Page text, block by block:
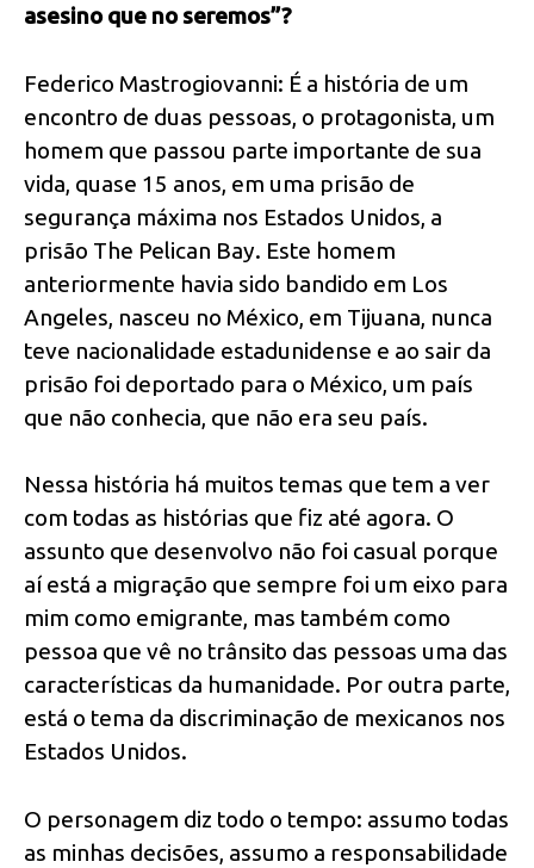
asesino que no seremos”?
Federico Mastrogiovanni: É a história de um
encontro de duas pessoas, o protagonista, um
homem que passou parte importante de sua
vida, quase 15 anos, em uma prisão de
segurança máxima nos Estados Unidos, a
prisão The Pelican Bay. Este homem
anteriormente havia sido bandido em Los
Angeles, nasceu no México, em Tijuana, nunca
teve nacionalidade estadunidense e ao sair da
prisão foi deportado para o México, um país
que não conhecia, que não era seu país.
Nessa história há muitos temas que tem a ver
com todas as histórias que fiz até agora. O
assunto que desenvolvo não foi casual porque
aí está a migração que sempre foi um eixo para
mim como emigrante, mas também como
pessoa que vê no trânsito das pessoas uma das
características da humanidade. Por outra parte,
está o tema da discriminação de mexicanos nos
Estados Unidos.
O personagem diz todo o tempo: assumo todas
as minhas decisões, assumo a responsabilidade